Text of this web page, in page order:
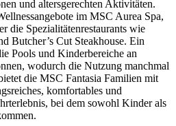
und altersgerechten Aktivitäten.
im MSC Aurea Spa,
die Spezialitätenrestaurants wie
Butcher’s Cut Steakhouse. Ein
Pools und Kinderbereiche an
wodurch die Nutzung manchmal
die MSC Fantasia Familien mit
komfortables und
bei dem sowohl Kinder als